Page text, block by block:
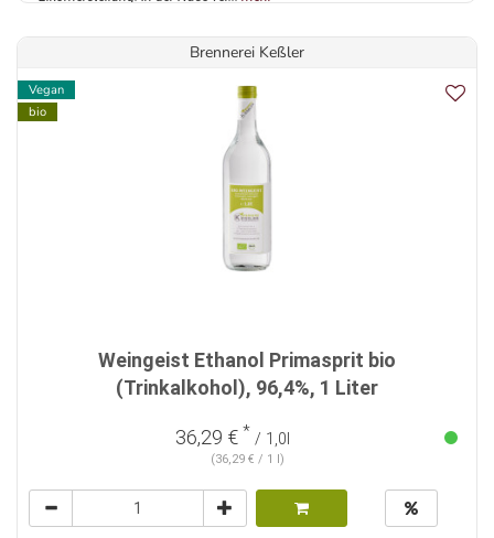
Brennerei Keßler
Vegan
bio
Weingeist Ethanol Primasprit bio
(Trinkalkohol), 96,4%, 1 Liter
36,29 € * / 1,0l
(36,29 € / 1 l)